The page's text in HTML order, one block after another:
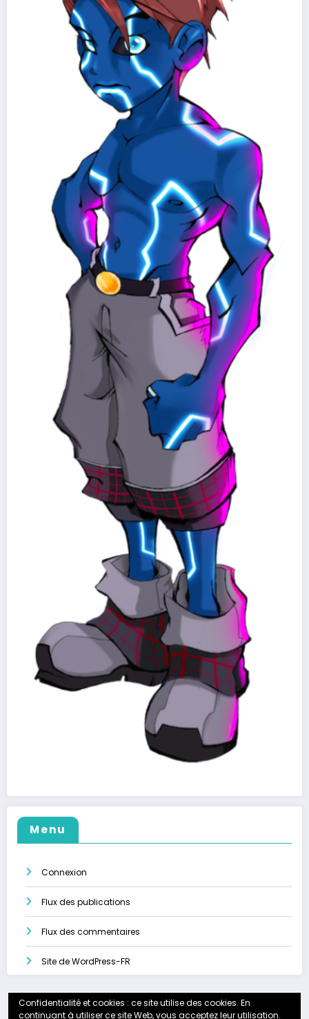
Menu
Connexion
Flux des publications
Flux des commentaires
Site de WordPress-FR
Confidentialité et cookies : ce site utilise des cookies. En
continuant à utiliser ce site Web, vous acceptez leur utilisation.